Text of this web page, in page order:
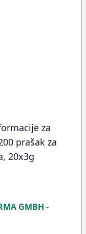
za
prašak za
20x3g
GMBH -